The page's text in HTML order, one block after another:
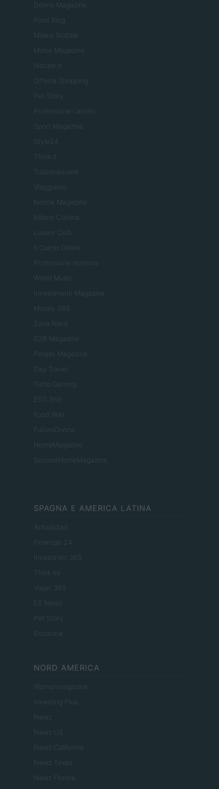
Donne Magazine
Food Blog
Milano Notizie
Motor Magazine
Notizie.it
Offerte Shopping
Pet Story
Professione Lavoro
Sport Magazine
Style24
Think.it
Tuobenessere
Viaggiamo
Nonne Magazine
Milano Cortina
Luxury Club
Il Calcio Online
Professione mamma
World Music
Investimenti Magazine
Money 365
Zona Nerd
B2B Magazine
People Magazine
Day Travel
Tutto Gaming
ESG 365
Food Wiki
FuturoDonna
HomeMagazine
SecondHomeMagazine
SPAGNA E AMERICA LATINA
Actualidad
Finanzas 24
Investindo 365
Think.es
Viajar 365
ES Newz
Pet Story
Encocina
NORD AMERICA
Womanmagazine
Investing Plus
Newz
Newz US
Newz California
Newz Texas
Newz Florida